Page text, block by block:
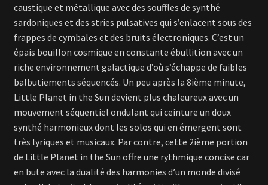
caustique et métallique avec des souffles de synthé
sardoniques et des stries pulsatives qui s’enlacent sous des
frappes de cymbales et des bruits électroniques. C’est un
épais bouillon cosmique en constante ébullition avec un
riche environnement galactique d’où s’échappe de faibles
balbutiements séquencés. Un peu après la 8ième minute,
Little Planet in the Sun devient plus chaleureux avec un
mouvement séquentiel ondulant qui ceinture un doux
synthé harmonieux dont les solos qui en émergent sont
très lyriques et musicaux. Par contre, cette 2ième portion
de Little Planet in the Sun offre une rythmique concise car
en bute avec la dualité des harmonies d’un monde divisé